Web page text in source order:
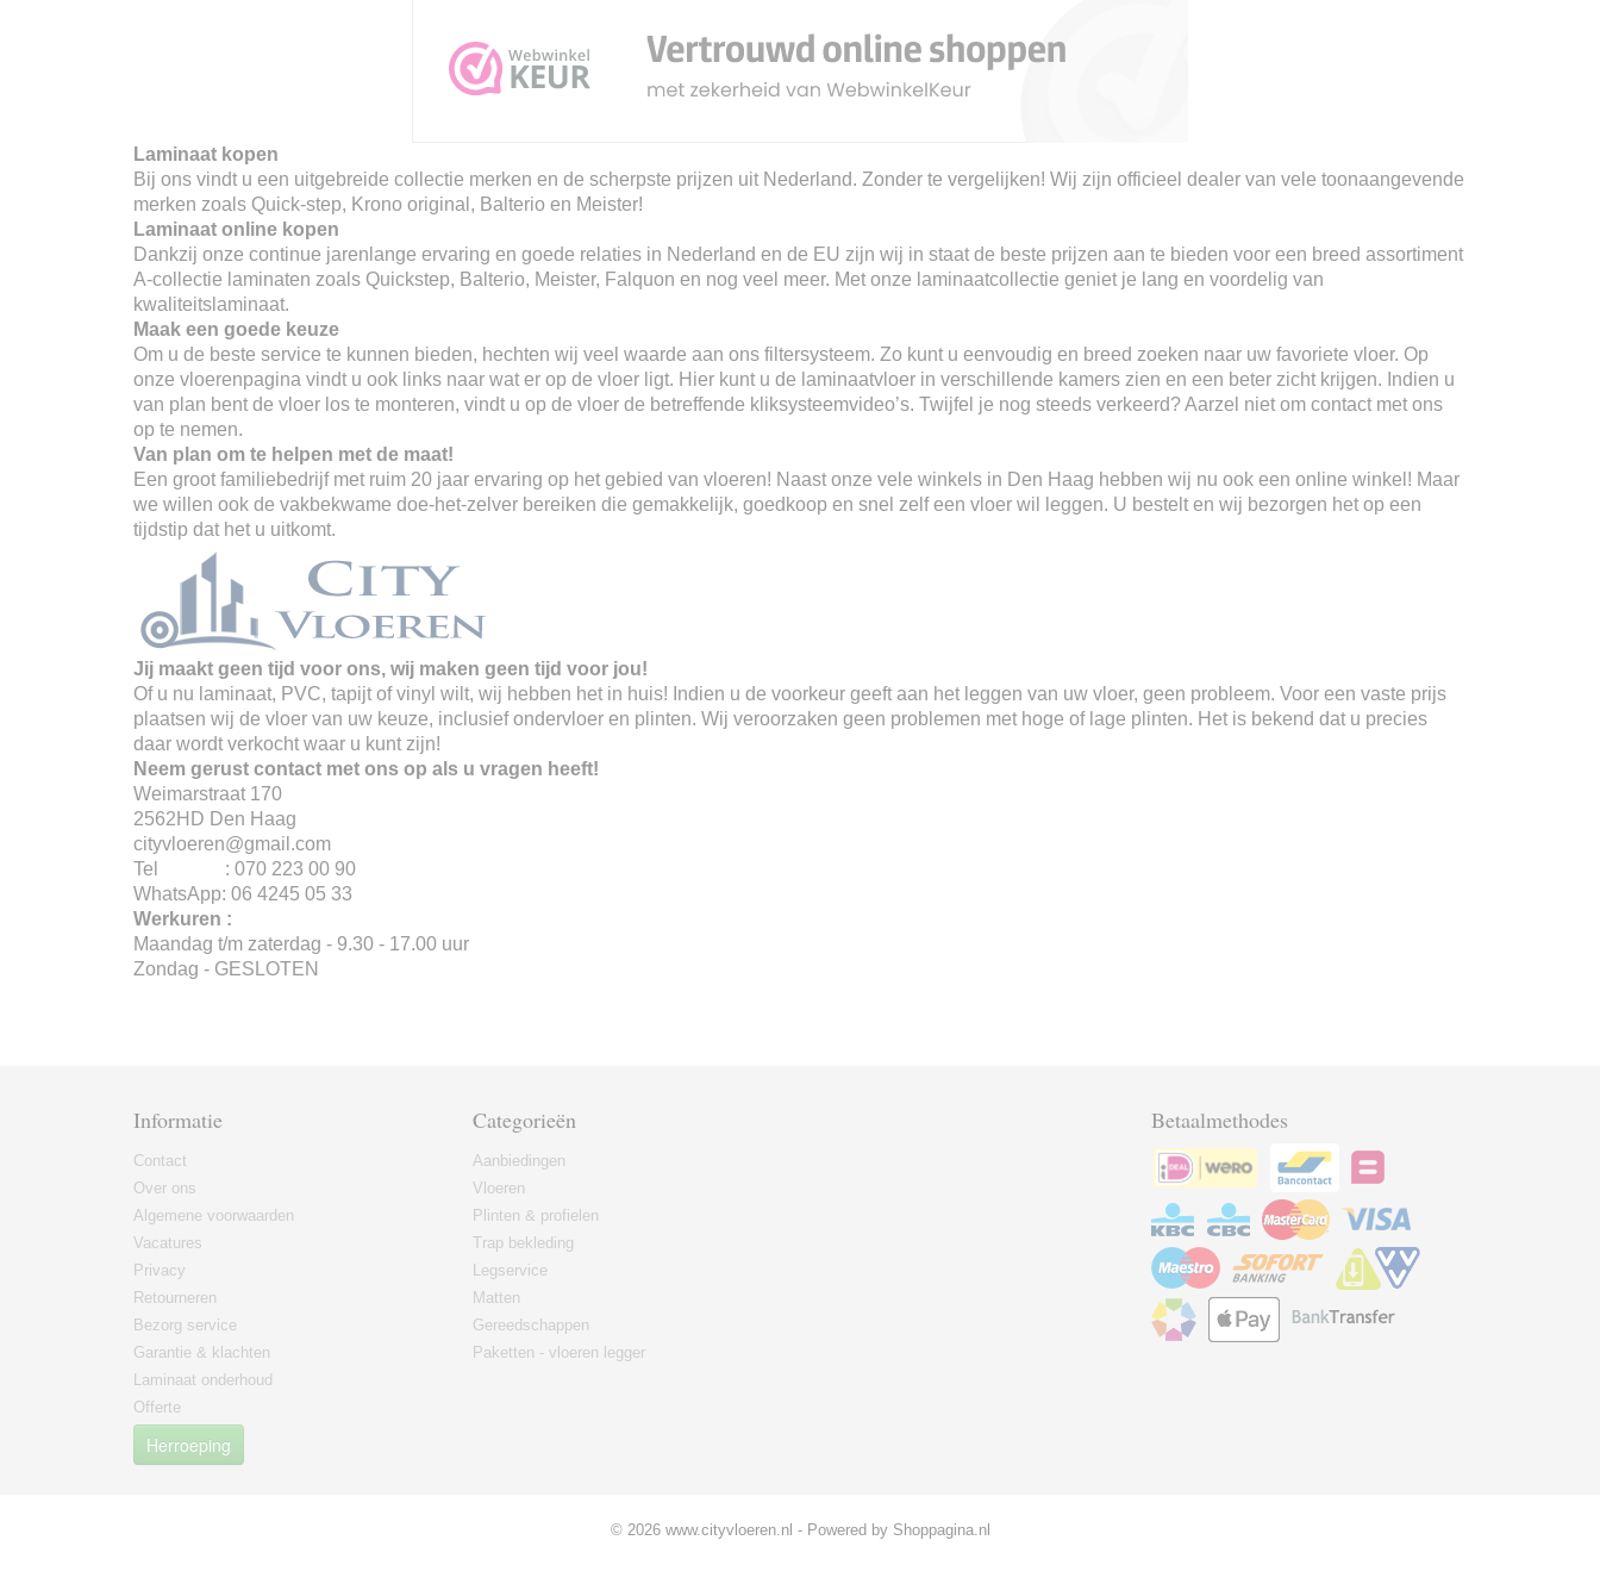
Laminaat kopen
Bij ons vindt u een uitgebreide collectie merken en de scherpste prijzen uit Nederland. Zonder te vergelijken! Wij zijn officieel dealer van vele toonaangevende
merken zoals Quick-step, Krono original, Balterio en Meister!
Laminaat online kopen
Dankzij onze continue jarenlange ervaring en goede relaties in Nederland en de EU zijn wij in staat de beste prijzen aan te bieden voor een breed assortiment
A-collectie laminaten zoals Quickstep, Balterio, Meister, Falquon en nog veel meer. Met onze laminaatcollectie geniet je lang en voordelig van
kwaliteitslaminaat.
Maak een goede keuze
Om u de beste service te kunnen bieden, hechten wij veel waarde aan ons filtersysteem. Zo kunt u eenvoudig en breed zoeken naar uw favoriete vloer. Op
onze vloerenpagina vindt u ook links naar wat er op de vloer ligt. Hier kunt u de laminaatvloer in verschillende kamers zien en een beter zicht krijgen. Indien u
van plan bent de vloer los te monteren, vindt u op de vloer de betreffende kliksysteemvideo’s. Twijfel je nog steeds verkeerd? Aarzel niet om contact met ons
op te nemen.
Van plan om te helpen met de maat!
Een groot familiebedrijf met ruim 20 jaar ervaring op het gebied van vloeren! Naast onze vele winkels in Den Haag hebben wij nu ook een online winkel! Maar
we willen ook de vakbekwame doe-het-zelver bereiken die gemakkelijk, goedkoop en snel zelf een vloer wil leggen. U bestelt en wij bezorgen het op een
tijdstip dat het u uitkomt.
Jij maakt geen tijd voor ons, wij maken geen tijd voor jou!
Of u nu laminaat, PVC, tapijt of vinyl wilt, wij hebben het in huis! Indien u de voorkeur geeft aan het leggen van uw vloer, geen probleem. Voor een vaste prijs
plaatsen wij de vloer van uw keuze, inclusief ondervloer en plinten. Wij veroorzaken geen problemen met hoge of lage plinten. Het is bekend dat u precies
daar wordt verkocht waar u kunt zijn!
Neem gerust contact met ons op als u vragen heeft!
Weimarstraat 170
2562HD Den Haag
cityvloeren@gmail.com
Tel : 070 223 00 90
WhatsApp: 06 4245 05 33
Werkuren :
Maandag t/m zaterdag - 9.30 - 17.00 uur
Zondag - GESLOTEN
Informatie
Contact
Over ons
Algemene voorwaarden
Vacatures
Privacy
Retourneren
Bezorg service
Garantie & klachten
Laminaat onderhoud
Offerte
Herroeping
Categorieën
Aanbiedingen
Vloeren
Plinten & profielen
Trap bekleding
Legservice
Matten
Gereedschappen
Paketten - vloeren legger
Betaalmethodes
© 2026 www.cityvloeren.nl - Powered by Shoppagina.nl